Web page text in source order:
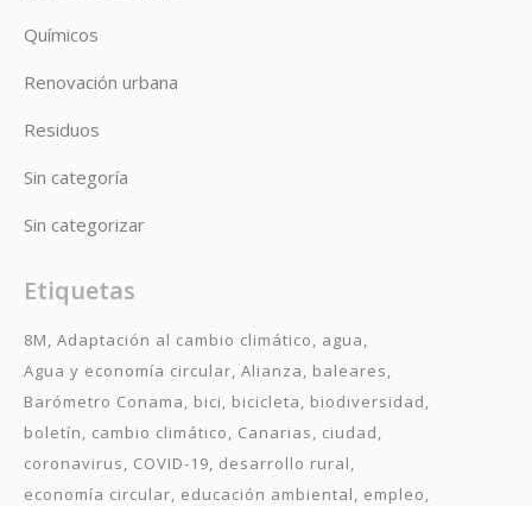
Químicos
Renovación urbana
Residuos
Sin categoría
Sin categorizar
Etiquetas
8M Adaptación al cambio climático
agua
Agua y economía circular Alianza
baleares
Barómetro Conama
bici bicicleta
biodiversidad
boletín
cambio climático Canarias
ciudad
coronavirus
COVID-19 desarrollo rural
economía circular educación ambiental
empleo